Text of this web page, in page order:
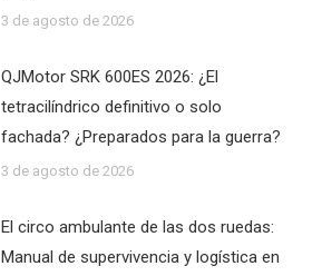
3 de agosto de 2026
QJMotor SRK 600ES 2026: ¿El
tetracilíndrico definitivo o solo
fachada? ¿Preparados para la guerra?
3 de agosto de 2026
El circo ambulante de las dos ruedas:
Manual de supervivencia y logística en